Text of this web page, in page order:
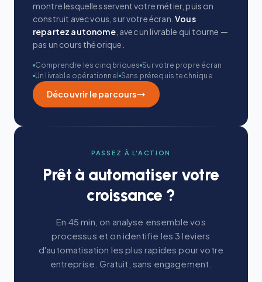
montre lesquelles servent votre métier, puis on
construit avec vous, sur votre écran. Vous
repartez autonome, avec un livrable qui tourne —
pas un cours théorique.
Comprendre les cinq briques Sur votre propre écran
Un livrable opérationnel Sans prérequis technique
Découvrir le parcours
PASSEZ À L'ACTION
Prêt à automatiser votre
croissance ?
En 45 min, on analyse ensemble vos
processus et on identifie les 3 leviers
d'automatisation les plus rapides pour votre
entreprise. Gratuit, sans engagement.